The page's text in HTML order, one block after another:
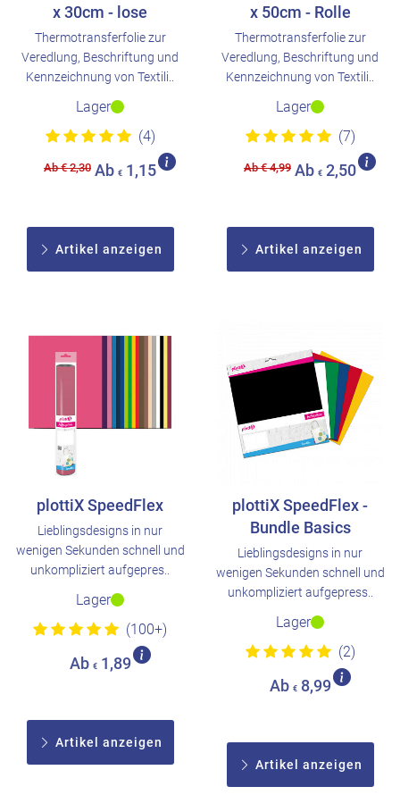
x 30cm - lose
Thermotransferfolie zur
Veredlung, Beschriftung und
Kennzeichnung von Textili..
Lager
(4)
Ab € 2,30 Ab € 1,15
Artikel anzeigen
x 50cm - Rolle
Thermotransferfolie zur
Veredlung, Beschriftung und
Kennzeichnung von Textili..
Lager
(7)
Ab € 4,99 Ab € 2,50
Artikel anzeigen
plottiX SpeedFlex
Lieblingsdesigns in nur
wenigen Sekunden schnell und
unkompliziert aufgepres..
Lager
(100+)
Ab € 1,89
Artikel anzeigen
plottiX SpeedFlex -
Bundle Basics
Lieblingsdesigns in nur
wenigen Sekunden schnell und
unkompliziert aufgepress..
Lager
(2)
Ab € 8,99
Artikel anzeigen